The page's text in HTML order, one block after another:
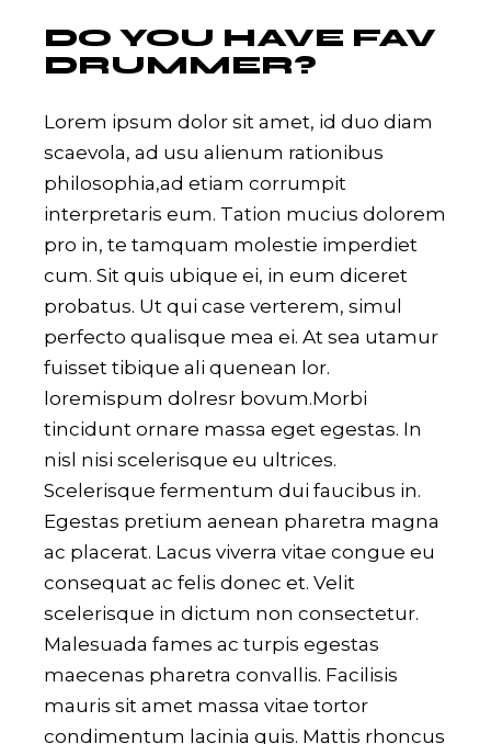
DO YOU HAVE FAV
DRUMMER?
Lorem ipsum dolor sit amet, id duo diam
scaevola, ad usu alienum rationibus
philosophia,ad etiam corrumpit
interpretaris eum. Tation mucius dolorem
pro in, te tamquam molestie imperdiet
cum. Sit quis ubique ei, in eum diceret
probatus. Ut qui case verterem, simul
perfecto qualisque mea ei. At sea utamur
fuisset tibique ali quenean lor.
loremispum dolresr bovum.Morbi
tincidunt ornare massa eget egestas. In
nisl nisi scelerisque eu ultrices.
Scelerisque fermentum dui faucibus in.
Egestas pretium aenean pharetra magna
ac placerat. Lacus viverra vitae congue eu
consequat ac felis donec et. Velit
scelerisque in dictum non consectetur.
Malesuada fames ac turpis egestas
maecenas pharetra convallis. Facilisis
mauris sit amet massa vitae tortor
condimentum lacinia quis. Mattis rhoncus